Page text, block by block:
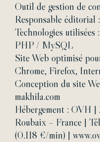
Outil de gestion de
Responsable
Technologies
PHP / MySQL
Site Web optimisé
Chrome, Firefox,
Conception du site
makhila.com
Hébergement : OVH
Roubaix – France |
(0.118 €/min) |